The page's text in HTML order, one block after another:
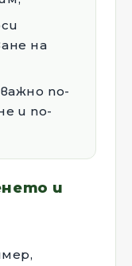
на
по-
и по-
и